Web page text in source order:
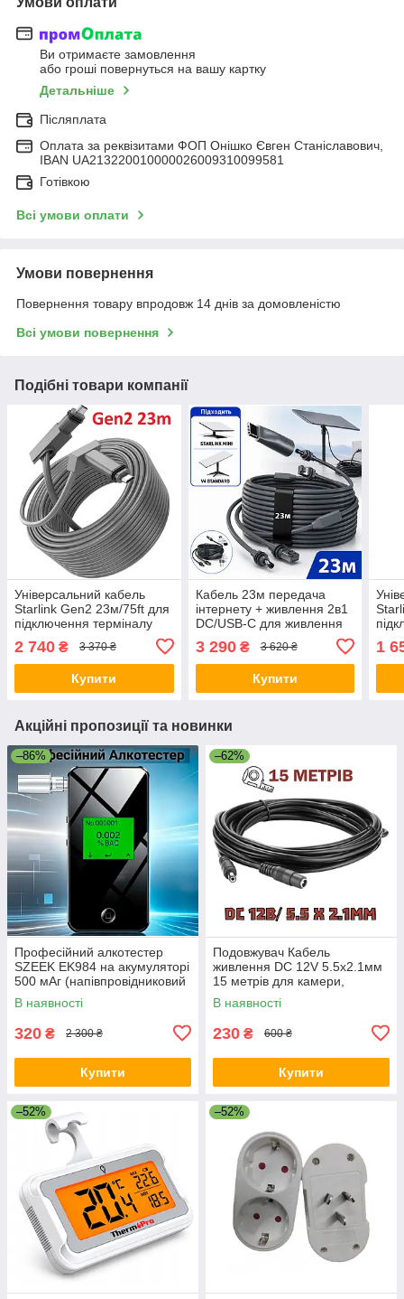
Ви отримаєте замовлення
або гроші повернуться на вашу картку
Детальніше
Післяплата
Оплата за реквізитами ФОП Онішко Євген Станіславович,
IBAN UA213220010000026009310099581
Готівкою
Всі умови оплати
Умови повернення
Повернення товару впродовж 14 днів за домовленістю
Всі умови повернення
Подібні товари компанії
Універсальний кабель
Starlink Gen2 23м/75ft для
підключення терміналу
Satellite V2
2 740 ₴ 3 370 ₴
Купити
Кабель 23м передача
інтернету + живлення 2в1
DC/USB-C для живлення
Starlink Mini / V4 Standard
3 290₴ 3 620 ₴
Купити
1
Акційні пропозиції та новинки
–86%
Професійний алкотестер
SZEEK EK984 на акумуляторі
500 мАг (напівпровідниковий
сенсор, 10 мундштуків +
чохол)
В наявності
320 ₴ 2 300 ₴
Купити
–62%
Подовжувач Кабель
живлення DC 12V 5.5х2.1мм
15 метрів для камери,
роутера, LED стрічки
В наявності
230 ₴ 600 ₴
Купити
–52% –52%